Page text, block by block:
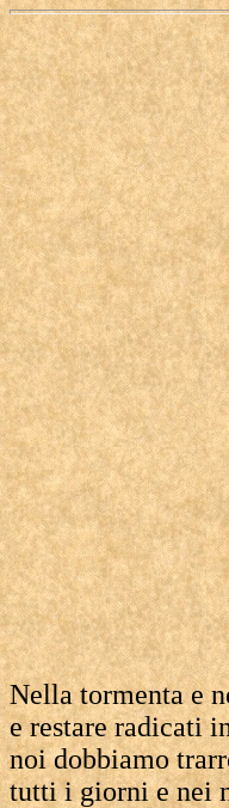
Nella tormenta e
e restare radicati
noi dobbiamo
tutti i giorni e nei